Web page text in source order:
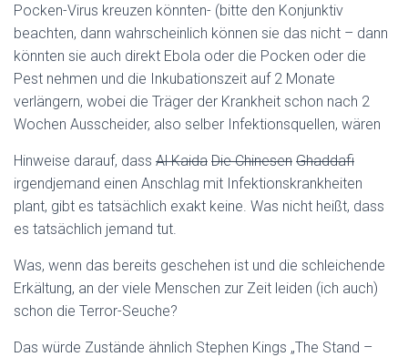
Pocken-Virus kreuzen könnten- (bitte den Konjunktiv
beachten, dann wahrscheinlich können sie das nicht – dann
könnten sie auch direkt Ebola oder die Pocken oder die
Pest nehmen und die Inkubationszeit auf 2 Monate
verlängern, wobei die Träger der Krankheit schon nach 2
Wochen Ausscheider, also selber Infektionsquellen, wären
Hinweise darauf, dass Al Kaida Die Chinesen Ghaddafi
irgendjemand einen Anschlag mit Infektionskrankheiten
plant, gibt es tatsächlich exakt keine. Was nicht heißt, dass
es tatsächlich jemand tut.
Was, wenn das bereits geschehen ist und die schleichende
Erkältung, an der viele Menschen zur Zeit leiden (ich auch)
schon die Terror-Seuche?
Das würde Zustände ähnlich Stephen Kings „The Stand –